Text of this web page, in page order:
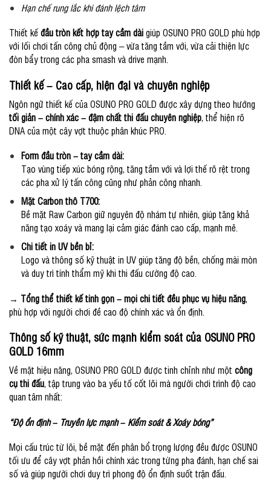
Hạn chế rung lắc khi đánh lệch tâm
Thiết kếđầu tròn kết hợp tay cầm dàigiúp OSUNO PRO GOLD phù hợp
với lối chơi tấn công chủ động – vừa tăng tầm với, vừa cải thiện lực
đòn bẩy trong các pha smash và drive mạnh.
Thiết kế – Cao cấp, hiện đại và chuyên nghiệp
Ngôn ngữ thiết kế của OSUNO PRO GOLD được xây dựng theo hướng
tối giản – chính xác – đậm chất thi đấu chuyên nghiệp, thể hiện rõ
DNA của một cây vợt thuộc phân khúc PRO.
Form đầu tròn – tay cầm dài:
Tạo vùng tiếp xúc bóng rộng, tăng tầm với và lợi thế rõ rệt trong
các pha xử lý tấn công cũng như phản công nhanh.
Mặt Carbon thô T700:
Bề mặt Raw Carbon giữ nguyên độ nhám tự nhiên, giúp tăng khả
năng tạo xoáy và mang lại cảm giác đánh cao cấp, mạnh mẽ.
Chi tiết in UV bền bỉ:
Logo và thông số kỹ thuật in UV giúp tăng độ bền, chống mài mòn
và duy trì tính thẩm mỹ khi thi đấu cường độ cao.
→ Tổng thể thiết kế tinh gọn – mọi chi tiết đều phục vụ hiệu năng,
phù hợp với người chơi đề cao độ chính xác và ổn định.
Thông số kỹ thuật, sức mạnh kiểm soát của OSUNO PRO
GOLD 16mm
Về mặt hiệu năng, OSUNO PRO GOLD được tinh chỉnh như một công
cụ thi đấu, tập trung vào ba yếu tố cốt lõi mà người chơi trình độ cao
quan tâm nhất:
“Độ ổn định – Truyền lực mạnh – Kiểm soát & Xoáy bóng”
Mọi cấu trúc từ lõi, bề mặt đến phân bổ trọng lượng đều được OSUNO
tối ưu để cây vợt phản hồi chính xác trong từng pha đánh, hạn chế sai
số và giúp người chơi duy trì phong độ ổn định suốt trận đấu.